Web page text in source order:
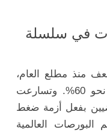
في سلسلة
منذ مطلع العام،
متجاوزة زيادة الذهب التي بلغت نحو 60%. وتسارعت
بفعل أزمة ضغط
العالمية